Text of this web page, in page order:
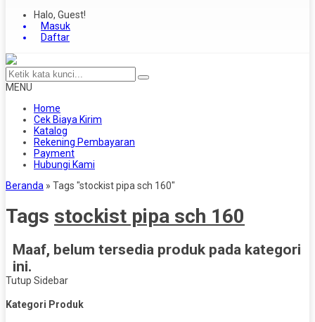
Halo, Guest!
Masuk
Daftar
MENU
Home
Cek Biaya Kirim
Katalog
Rekening Pembayaran
Payment
Hubungi Kami
Beranda » Tags "stockist pipa sch 160"
Tags stockist pipa sch 160
Maaf, belum tersedia produk pada kategori
ini.
Tutup Sidebar
Kategori Produk